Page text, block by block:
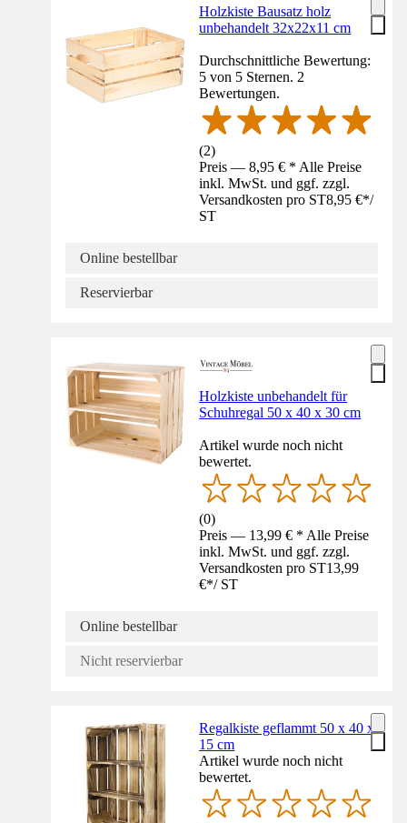
Holzkiste Bausatz holz
unbehandelt 32x22x11 cm
Durchschnittliche Bewertung:
5 von 5 Sternen. 2
Bewertungen.
(2)
Preis — 8,95 € * Alle Preise
inkl. MwSt. und ggf. zzgl.
Versandkosten pro ST8,95 €*/
ST
Online bestellbar
Reservierbar
Holzkiste unbehandelt für
Schuhregal 50 x 40 x 30 cm
Artikel wurde noch nicht
bewertet.
(0)
Preis — 13,99 € * Alle Preise
inkl. MwSt. und ggf. zzgl.
Versandkosten pro ST13,99
€*/ ST
Online bestellbar
Nicht reservierbar
Regalkiste geflammt 50 x 40 x
15 cm
Artikel wurde noch nicht
bewertet.